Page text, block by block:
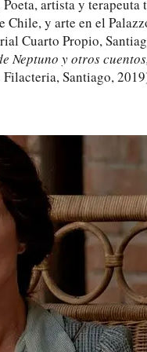
artista y terapeuta
y arte en el
Cuarto Propio,
Neptuno y otros
Santiago,